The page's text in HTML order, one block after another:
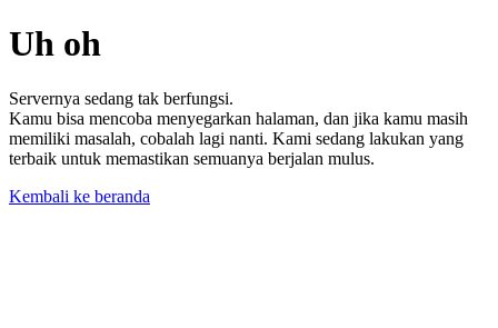
Uh oh
Servernya sedang tak berfungsi.
Kamu bisa mencoba menyegarkan halaman, dan jika kamu masih
memiliki masalah, cobalah lagi nanti. Kami sedang lakukan yang
terbaik untuk memastikan semuanya berjalan mulus.
Kembali ke beranda